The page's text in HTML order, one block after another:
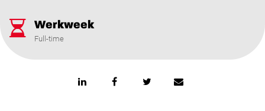
Werkweek
Full-time